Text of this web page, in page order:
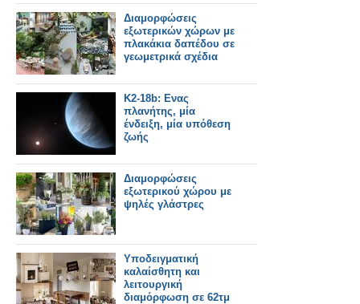
Διαμορφώσεις
εξωτερικών χώρων με
πλακάκια δαπέδου σε
γεωμετρικά σχέδια
K2-18b: Ενας
πλανήτης, μία
ένδειξη, μία υπόθεση
ζωής
Διαμορφώσεις
εξωτερικού χώρου με
ψηλές γλάστρες
Υποδειγματική
καλαίσθητη και
λειτουργική
διαμόρφωση σε 62τμ